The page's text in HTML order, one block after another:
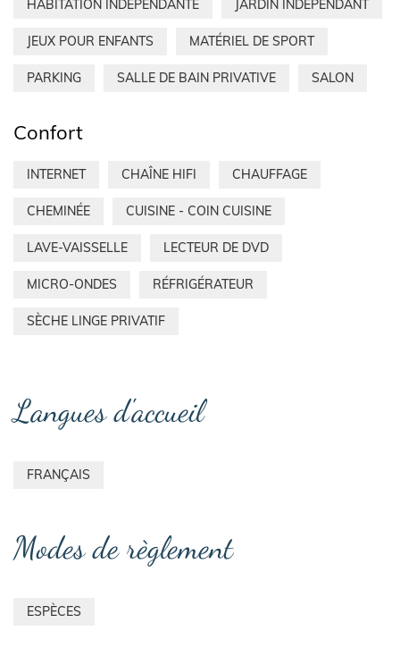
HABITATION INDÉPENDANTE JARDIN INDÉPENDANT
JEUX POUR ENFANTS MATÉRIEL DE SPORT
PARKING SALLE DE BAIN PRIVATIVE SALON
Confort
INTERNET CHAÎNE HIFI CHAUFFAGE
CHEMINÉE CUISINE - COIN CUISINE
LAVE-VAISSELLE LECTEUR DE DVD
MICRO-ONDES RÉFRIGÉRATEUR
SÈCHE LINGE PRIVATIF
Langues d'accueil
FRANÇAIS
Modes de règlement
ESPÈCES